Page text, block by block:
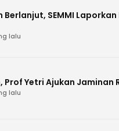
SEMMI
lalu
Yetri Ajukan Jaminan
lalu